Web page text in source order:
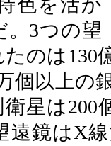
。3つの望
のは130
個以上の
星は200
遠鏡はX